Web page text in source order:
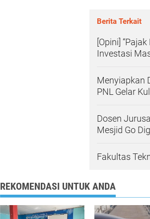
Berita Terkait
[Opini]
Investasi
Menyiapkan
PNL Gelar
Dosen
Mesjid Go
Fakultas
REKOMENDASI UNTUK ANDA